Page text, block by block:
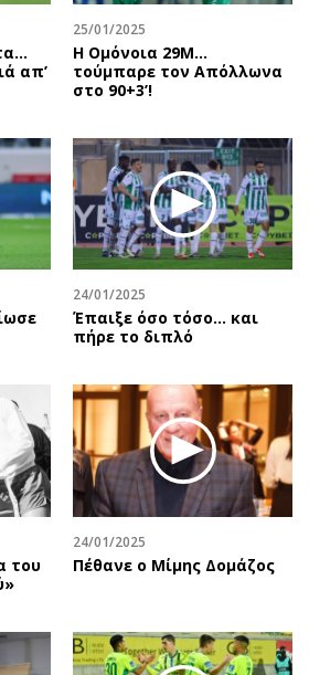
Επιστολές
απ’
25/01/2025
Η Ομόνοια 29Μ...
τούμπαρε τον Απόλλωνα
στο 90+3’!
24/01/2025
Έπαιξε όσο τόσο… και
πήρε το διπλό
του
24/01/2025
Πέθανε ο Μίμης Δομάζος